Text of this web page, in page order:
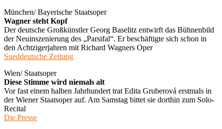
München/ Bayerische Staatsoper
Wagner steht Kopf
Der deutsche Großkünstler Georg Baselitz entwirft das Bühnenbild
der Neuinszenierung des „Parsifal“. Er beschäftigte sich schon in
den Achtzigerjahren mit Richard Wagners Oper
Sueddeutsche Zeitung
Wien/ Staatsoper
Diese Stimme wird niemals alt
Vor fast einem halben Jahrhundert trat Edita Gruberová erstmals in
der Wiener Staatsoper auf. Am Samstag bittet sie dorthin zum Solo-
Recital
Die Presse